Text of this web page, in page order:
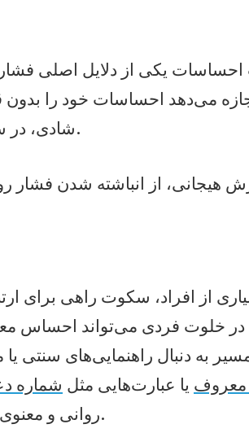
یکی از دلایل اصلی
می‌دهد احساسات خود را
شادی، در سکوت بهتر شناخته و پردازش می‌شوند.
هیجانی، از انباشته شدن فشار
از افراد، سکوت راهی برای
خلوت فردی می‌تواند احساس
به دنبال راهنمایی‌های سنتی
یا عبارت‌هایی مثل شماره
روانی و معنوی احساس اطمینان بیشتری داشته باشند.